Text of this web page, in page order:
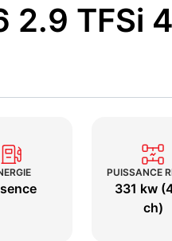
2.9 TFSi
PUISSANCE
331 kw
ch)